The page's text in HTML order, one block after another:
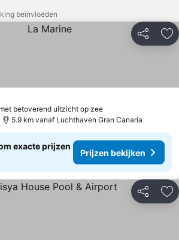
beïnvloeden
Delen
betoverend uitzicht op zeePrijzen bekijken
5.9 km vanaf Luchthaven Gran Canaria
exacte prijzen
Prijzen bekijken
Delen